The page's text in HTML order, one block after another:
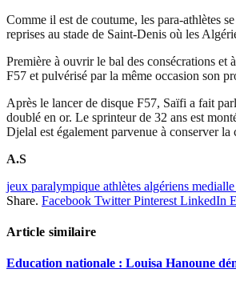
Comme il est de coutume, les para-athlètes
reprises au stade de Saint-Denis où les
Première à ouvrir le bal des consécrations et
F57 et pulvérisé par la même occasion son
Après le lancer de disque F57, Saïfi a fait
doublé en or. Le sprinteur de 32 ans est
Djelal est également parvenue à conserver
A.S
jeux paralympique athlètes algériens
Share. Facebook Twitter Pinterest LinkedIn
Article similaire
Education nationale : Louisa Hanoune